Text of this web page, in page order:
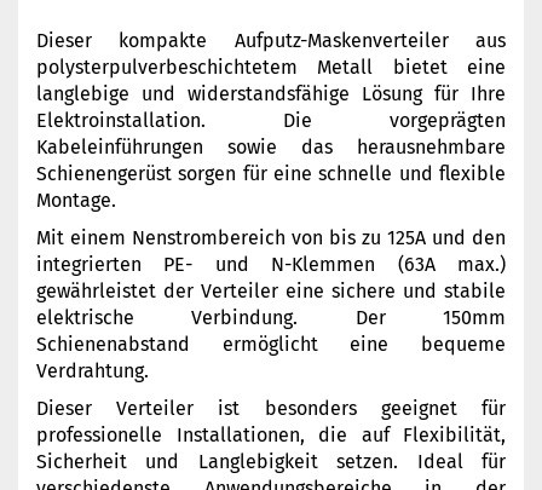
Dieser kompakte Aufputz-Maskenverteiler aus
polysterpulverbeschichtetem Metall bietet eine
langlebige und widerstandsfähige Lösung für Ihre
Elektroinstallation. Die vorgeprägten
Kabeleinführungen sowie das herausnehmbare
Schienengerüst sorgen für eine schnelle und flexible
Montage.
Mit einem Nenstrombereich von bis zu 125A und den
integrierten PE- und N-Klemmen (63A max.)
gewährleistet der Verteiler eine sichere und stabile
elektrische Verbindung. Der 150mm
Schienenabstand ermöglicht eine bequeme
Verdrahtung.
Dieser Verteiler ist besonders geeignet für
professionelle Installationen, die auf Flexibilität,
Sicherheit und Langlebigkeit setzen. Ideal für